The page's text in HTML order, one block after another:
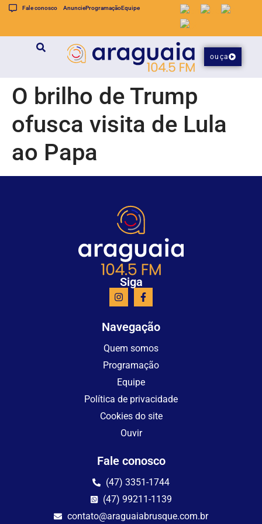
Fale conosco AnuncieProgramaçãoEquipe
ouça
O brilho de Trump
ofusca visita de Lula
ao Papa
Siga
Navegação
Quem somos
Programação
Equipe
Política de privacidade
Cookies do site
Ouvir
Fale conosco
(47) 3351-1744
(47) 99211-1139
contato@araguaiabrusque.com.br